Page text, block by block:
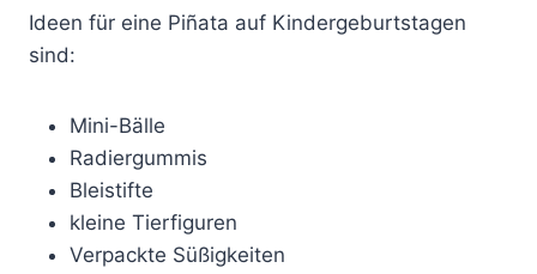
Ideen für eine Piñata auf Kindergeburtstagen
sind:
Mini-Bälle
Radiergummis
Bleistifte
kleine Tierfiguren
Verpackte Süßigkeiten